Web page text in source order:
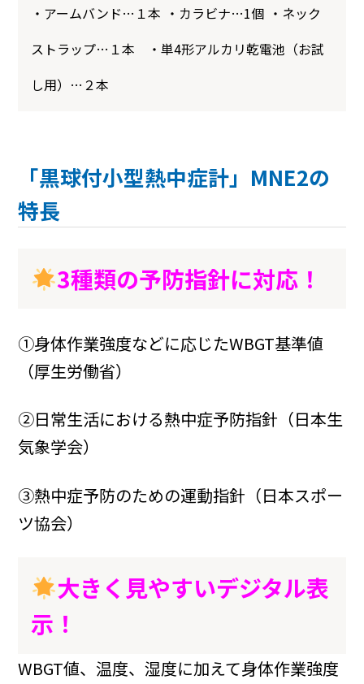
・アームバンド…１本 ・カラビナ…1個 ・ネック
ストラップ…１本 ・ 単4形アルカリ乾電池（お試
し用）…２本
「黒球付小型熱中症計」MNE2の
特長
3種類の予防指針に対応！
①身体作業強度などに応じたWBGT基準値
（厚生労働省）
②日常生活における熱中症予防指針（日本生
気象学会）
③熱中症予防のための運動指針（日本スポー
ツ協会）
大きく見やすいデジタル表
示！
WBGT値、温度、湿度に加えて身体作業強度